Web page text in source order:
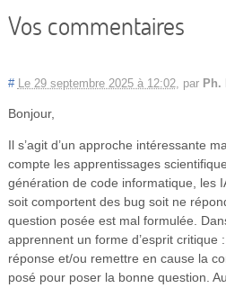
Vos commentaires
# Le 29 septembre 2025 à 12:02, par Ph.
Bonjour,
Il s’agit d’un approche intéressante
compte les apprentissages
génération de code informatique, les
soit comportent des bug soit ne
question posée est mal formulée.
apprennent un forme d’esprit critique
réponse et/ou remettre en cause la
posé pour poser la bonne question.